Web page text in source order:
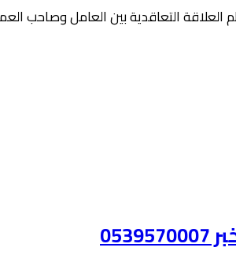
التعاقدية بين العامل وصاحب